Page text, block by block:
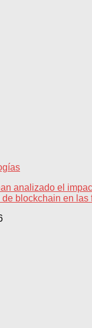
analizado el
blockchain en las